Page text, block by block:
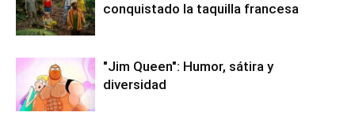
conquistado la taquilla francesa
"Jim Queen": Humor, sátira y
diversidad